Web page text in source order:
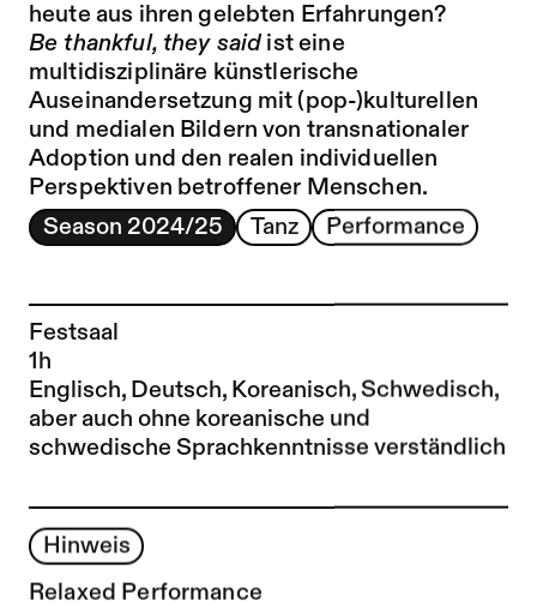
Season 2024/25 Tanz Performance
Festsaal
1h
Englisch, Deutsch, Koreanisch, Schwedisch,
aber auch ohne koreanische und
schwedische Sprachkenntnisse verständlich
Hinweis
Relaxed Performance
heute aus ihren gelebten Erfahrungen?
Be thankful, they said ist eine
multidisziplinäre künstlerische
Auseinandersetzung mit (pop-)kulturellen
und medialen Bildern von transnationaler
Adoption und den realen individuellen
Perspektiven betroffener Menschen.